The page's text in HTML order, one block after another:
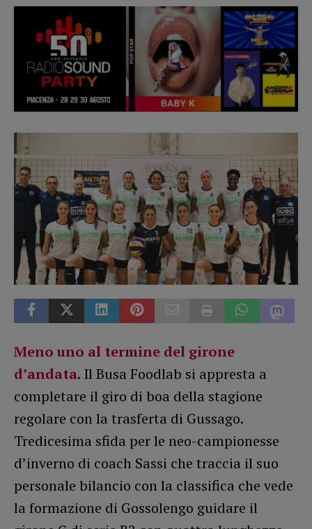
Meno uno al termine del girone
d’andata. Il Busa Foodlab si appresta a
completare il giro di boa della stagione
regolare con la trasferta di Gussago.
Tredicesima sfida per le neo-campionesse
d’inverno di coach Sassi che traccia il suo
personale bilancio con la classifica che vede
la formazione di Gossolengo guidare il